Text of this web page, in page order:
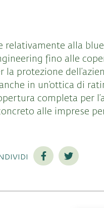
relativamente alla
fino alle
protezione
in un’ottica di
completa per
alle imprese